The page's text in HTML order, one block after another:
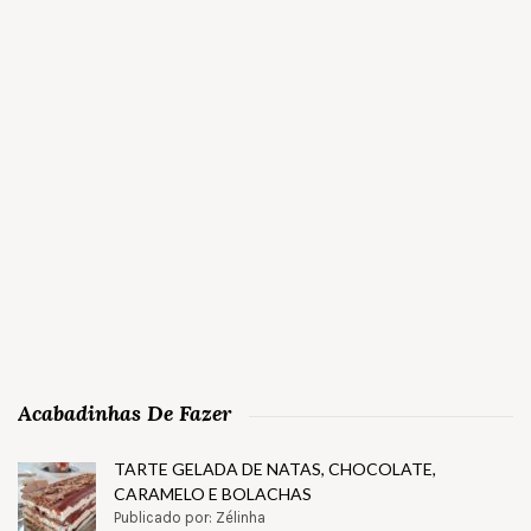
Acabadinhas De Fazer
TARTE GELADA DE NATAS, CHOCOLATE,
CARAMELO E BOLACHAS
Publicado por: Zélinha